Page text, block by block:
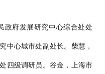
政府发展研究中心综合处处
中心城市处副处长。柴慧，
四级调研员。谷金，上海市